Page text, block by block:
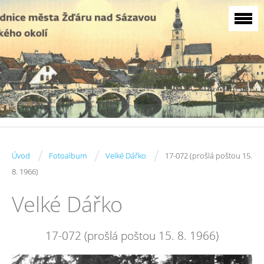
Úvod / Fotoalbum / Velké Dářko /
17-072 (prošlá poštou 15.
8. 1966)
Velké Dářko
17-072 (prošlá poštou 15. 8. 1966)